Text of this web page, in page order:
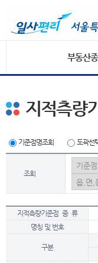
부동산
지적측량
기준점명조회 도곽선
조회
지적측량기준점 종 류
명칭 및 번호
구분